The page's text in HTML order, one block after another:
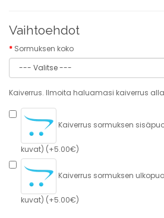
Vaihtoehdot
Sormuksen koko
Kaiverrus. Ilmoita haluamasi kaiverrus
Kaiverrus sormuksen
kuvat) (+5.00€)
Kaiverrus sormuksen
kuvat) (+5.00€)